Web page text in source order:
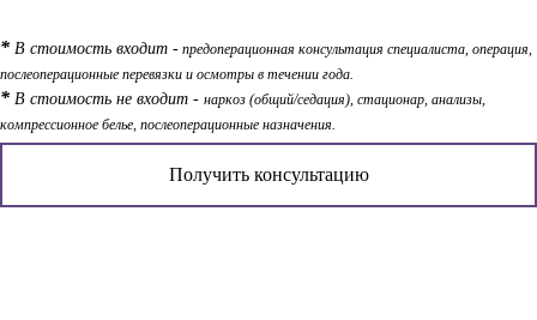
* В стоимость входит - предоперационная консультация специалиста, операция,
послеоперационные перевязки и осмотры в течении года.
* В стоимость не входит - наркоз (общий/седация), стационар, анализы,
компрессионное белье, послеоперационные назначения.
Получить консультацию